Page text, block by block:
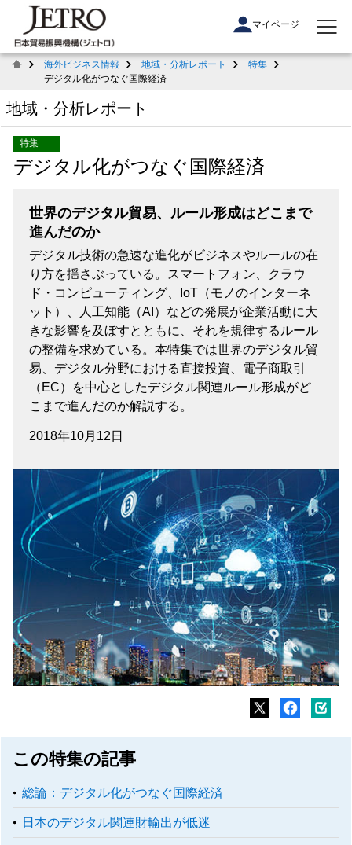
マイページ
海外ビジネス情報 地域・分析レポート
特集
デジタル化がつなぐ国際経済
地域・分析レポート
特集
デジタル化がつなぐ国際経済
世界のデジタル貿易、ルール形成はどこまで
進んだのか
デジタル技術の急速な進化がビジネスやルールの在
り方を揺さぶっている。スマートフォン、クラウ
ド・コンピューティング、IoT（モノのインターネ
ット）、人工知能（AI）などの発展が企業活動に大
きな影響を及ぼすとともに、それを規律するルール
の整備を求めている。本特集では世界のデジタル貿
易、デジタル分野における直接投資、電子商取引
（EC）を中心としたデジタル関連ルール形成がど
こまで進んだのか解説する。
2018年10月12日
この特集の記事
総論：デジタル化がつなぐ国際経済
日本のデジタル関連財輸出が低迷